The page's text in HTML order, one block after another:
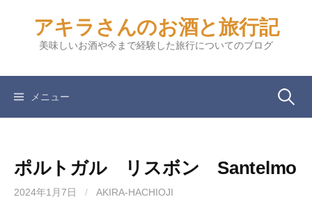
ツ
アキラさんのお酒と旅行記
美味しいお酒や今まで経験した旅行についてのブログ
メニュー 検
ポルトガル リスボン Santelmo
2024年1月7日 / AKIRA-HACHIOJI